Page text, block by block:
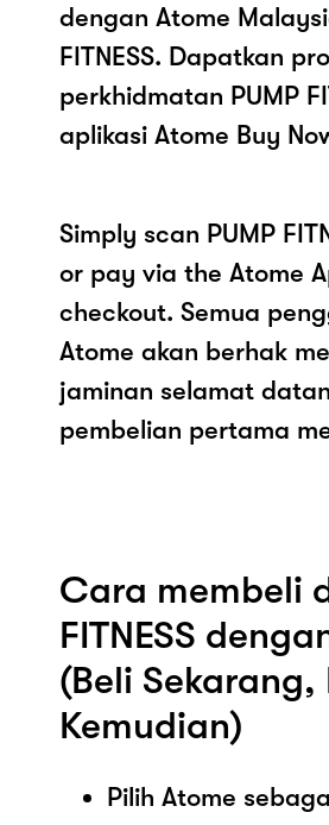
dengan Atome
FITNESS. Dapatkan
perkhidmatan PUMP
aplikasi Atome Buy
Simply scan PUMP
or pay via the Atome
checkout. Semua
Atome akan berhak
jaminan selamat
pembelian pertama
Cara membeli
FITNESS
(Beli Sekarang,
Kemudian)
Pilih Atome